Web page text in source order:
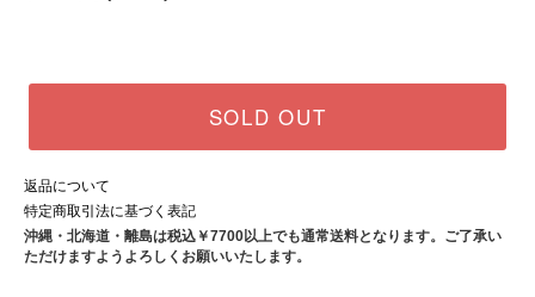
SOLD OUT
返品について
特定商取引法に基づく表記
沖縄・北海道・離島は税込￥7700以上でも通常送料となります。ご了承い
ただけますようよろしくお願いいたします。